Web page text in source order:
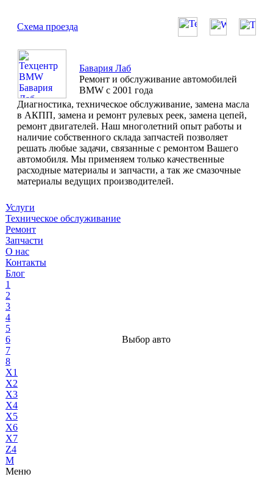
Схема проезда
Бавария Лаб
Ремонт и обслуживание автомобилей
BMW с 2001 года
Диагностика, техническое обслуживание, замена масла
в АКПП, замена и ремонт рулевых реек, замена цепей,
ремонт двигателей. Наш многолетний опыт работы и
наличие собственного склада запчастей позволяет
решать любые задачи, связанные с ремонтом Вашего
автомобиля. Мы применяем только качественные
расходные материалы и запчасти, а так же смазочные
материалы ведущих производителей.
Услуги
Техническое обслуживание
Ремонт
Запчасти
О нас
Контакты
Блог
1
2
3
4
5
6
7
8
X1
X2
X3
X4
X5
X6
X7
Z4
М
Меню
Выбор авто